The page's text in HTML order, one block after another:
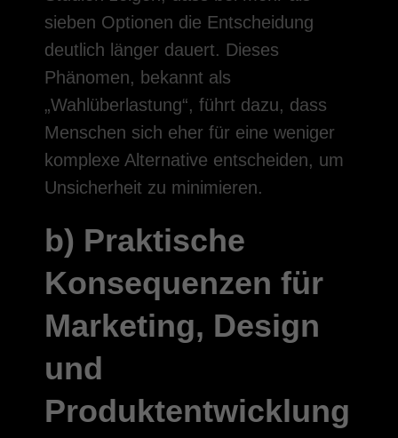
sieben Optionen die Entscheidung
deutlich länger dauert. Dieses
Phänomen, bekannt als
„Wahlüberlastung“, führt dazu, dass
Menschen sich eher für eine weniger
komplexe Alternative entscheiden, um
Unsicherheit zu minimieren.
b) Praktische
Konsequenzen für
Marketing, Design
und
Produktentwicklung